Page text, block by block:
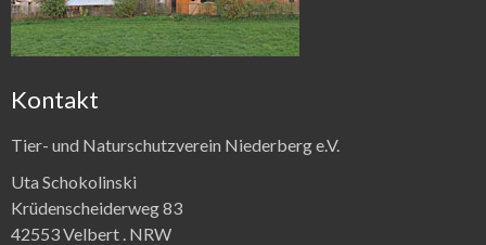
Kontakt
Tier- und Naturschutzverein Niederberg e.V.
Uta Schokolinski
Krüdenscheiderweg 83
42553 Velbert . NRW